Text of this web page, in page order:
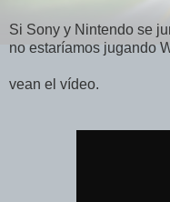
Si Sony y Nintendo se
no estaríamos jugando
vean el vídeo.